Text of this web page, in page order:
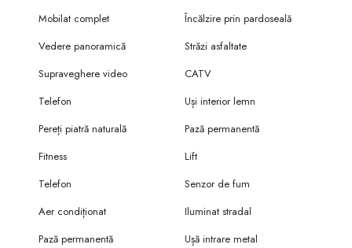
Mobilat complet
Încălzire prin pardoseală
Vedere panoramică
Străzi asfaltate
Supraveghere video
CATV
Telefon
Uși interior lemn
Pereți piatră naturală
Pază permanentă
Fitness
Lift
Telefon
Senzor de fum
Aer condiționat
Iluminat stradal
Pază permanentă
Ușă intrare metal